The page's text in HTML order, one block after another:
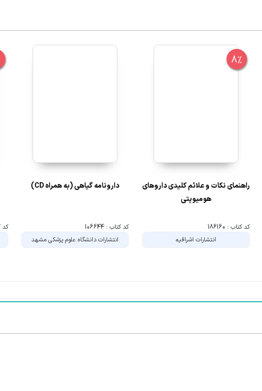
8%
راهنمای نکات و علائم کلیدی داروهای
هومیوپتی
کد کتاب : 186160
انتشارات اشراقیه
دارونامه گیاهی (به همراه CD)
کد کتاب : 106644
انتشارات دانشگاه علوم پزشکی مشهد
کد